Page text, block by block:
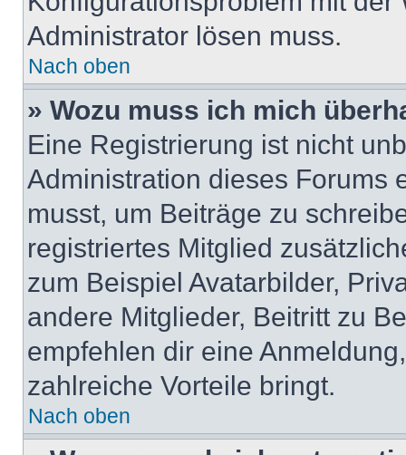
Administrator lösen muss.
Nach oben
» Wozu muss ich mich
Eine Registrierung ist nicht
Administration dieses Forums
musst, um Beiträge zu
registriertes Mitglied
zum Beispiel Avatarbilder,
andere Mitglieder, Beitritt zu
empfehlen dir eine
zahlreiche Vorteile bringt.
Nach oben